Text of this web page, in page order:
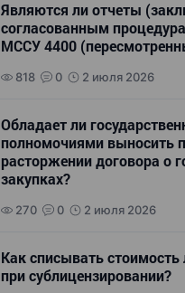
Являются ли отчеты
согласованным
МССУ 4400
818 0 2 июля 2026
Обладает ли
полномочиями выносить
расторжении договора о
закупках?
270 0 2 июля 2026
Как списывать стоимость
при сублицензировании?